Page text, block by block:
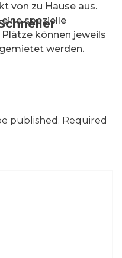
von zu Hause aus.
spezielle
können jeweils
werden.
published. Required